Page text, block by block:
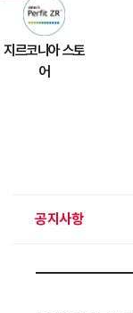
지르코니아 스토
어
공지사항